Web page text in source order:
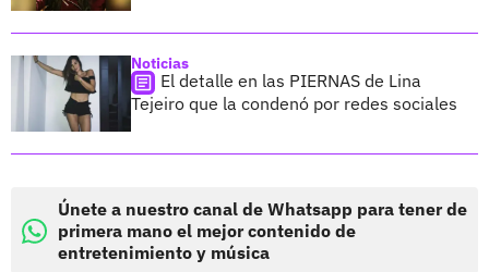
Noticias
El detalle en las PIERNAS de Lina
Tejeiro que la condenó por redes sociales
Únete a nuestro canal de Whatsapp para tener de
primera mano el mejor contenido de
entretenimiento y música